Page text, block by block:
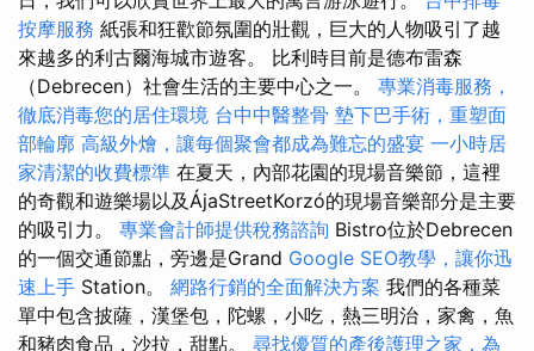
按摩服務 紙張和狂歡節氛圍的壯觀，巨大的人物吸引了越
來越多的利古爾海城市遊客。 比利時目前是德布雷森
（Debrecen）社會生活的主要中心之一。 專業消毒服務，
徹底消毒您的居住環境 台中中醫整骨 墊下巴手術，重塑面
部輪廓 高級外燴，讓每個聚會都成為難忘的盛宴 一小時居
家清潔的收費標準 在夏天，內部花園的現場音樂節，這裡
的奇觀和遊樂場以及ÁjaStreetKorzó的現場音樂部分是主要
的吸引力。 專業會計師提供稅務諮詢 Bistro位於Debrecen
的一個交通節點，旁邊是Grand Google SEO教學，讓你迅
速上手 Station。 網路行銷的全面解決方案 我們的各種菜
單中包含披薩，漢堡包，陀螺，小吃，熱三明治，家禽，魚
和豬肉食品，沙拉，甜點。 尋找優質的產後護理之家，為